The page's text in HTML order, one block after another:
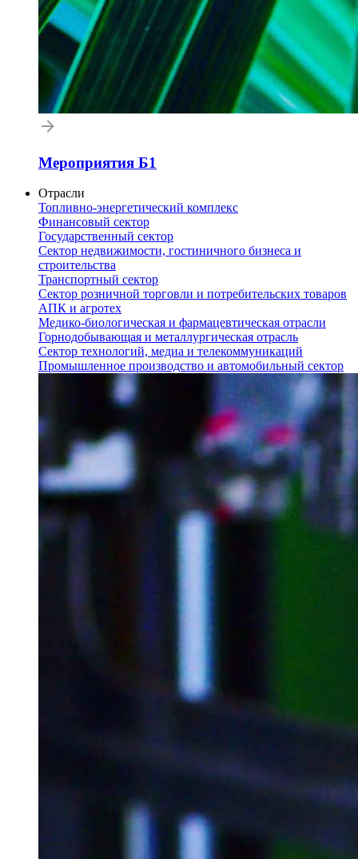
Мероприятия Б1
Отрасли
Топливно-энергетический комплекс
Финансовый сектор
Государственный сектор
Сектор недвижимости, гостиничного бизнеса и
строительства
Транспортный сектор
Сектор розничной торговли и потребительских товаров
АПК и агротех
Медико-биологическая и фармацевтическая отрасли
Горнодобывающая и металлургическая отрасль
Сектор технологий, медиа и телекоммуникаций
Промышленное производство и автомобильный сектор